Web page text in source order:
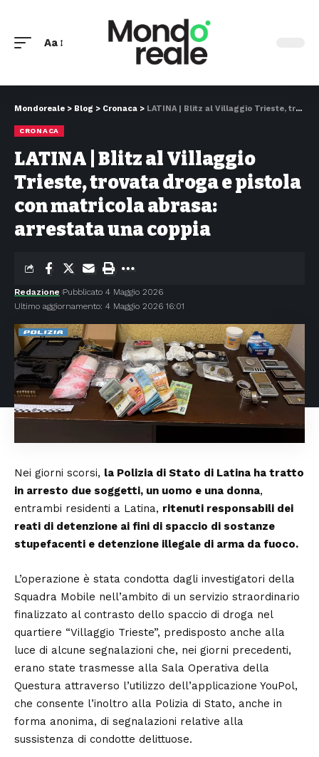
Aa
Mondoreale > Blog > Cronaca > LATINA | Blitz al Villaggio Trieste, trovata droga e pistola con matricola abrasa: arrestata una coppia
CRONACA
LATINA | Blitz al Villaggio
Trieste, trovata droga e pistola
con matricola abrasa:
arrestata una coppia
Ultimo aggiornamento: 4 Maggio 2026 16:01
Redazione Pubblicato 4 Maggio 2026
Nei giorni scorsi, la Polizia di Stato di Latina ha tratto
in arresto due soggetti, un uomo e una donna,
entrambi residenti a Latina, ritenuti responsabili dei
reati di detenzione ai fini di spaccio di sostanze
stupefacenti e detenzione illegale di arma da fuoco.
L’operazione è stata condotta dagli investigatori della
Squadra Mobile nell’ambito di un servizio straordinario
finalizzato al contrasto dello spaccio di droga nel
quartiere “Villaggio Trieste”, predisposto anche alla
luce di alcune segnalazioni che, nei giorni precedenti,
erano state trasmesse alla Sala Operativa della
Questura attraverso l’utilizzo dell’applicazione YouPol,
che consente l’inoltro alla Polizia di Stato, anche in
forma anonima, di segnalazioni relative alla
sussistenza di condotte delittuose.